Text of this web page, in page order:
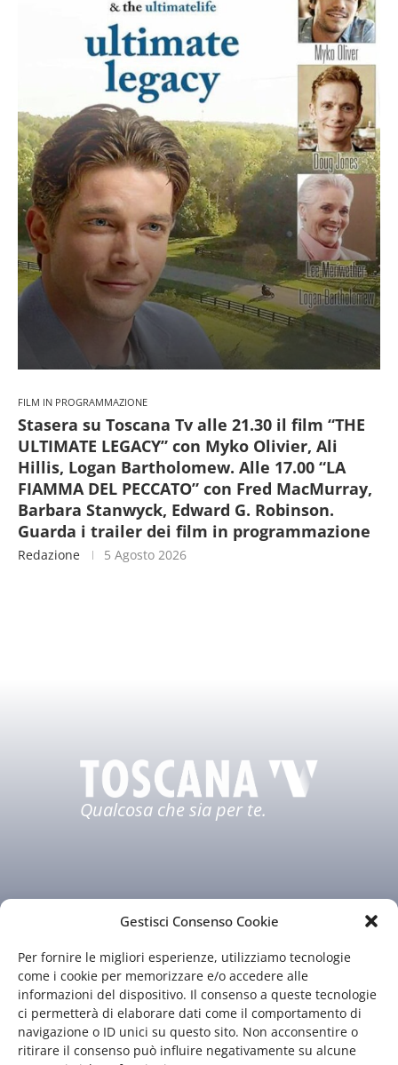
Gestisci Consenso Cookie
Per fornire le migliori esperienze, utilizziamo tecnologie
come i cookie per memorizzare e/o accedere alle
informazioni del dispositivo. Il consenso a queste tecnologie
ci permetterà di elaborare dati come il comportamento di
navigazione o ID unici su questo sito. Non acconsentire o
ritirare il consenso può influire negativamente su alcune
FILM IN PROGRAMMAZIONE
Stasera su Toscana Tv alle 21.30 il film “THE
ULTIMATE LEGACY” con Myko Olivier, Ali
Hillis, Logan Bartholomew. Alle 17.00 “LA
FIAMMA DEL PECCATO” con Fred MacMurray,
Barbara Stanwyck, Edward G. Robinson.
Guarda i trailer dei film in programmazione
Redazione 5 Agosto 2026
Qualcosa che sia per te.
Chi siamo
Il nostro staff
Guida TV
Contatti